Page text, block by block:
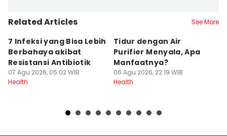
Related Articles See More
7 Infeksi yang Bisa Lebih
Berbahaya akibat
Resistansi Antibiotik
07 Agu 2026, 05:02 WIB
Health
Tidur dengan Air
Purifier Menyala, Apa
Manfaatnya?
06 Agu 2026, 22:19 WIB
Health